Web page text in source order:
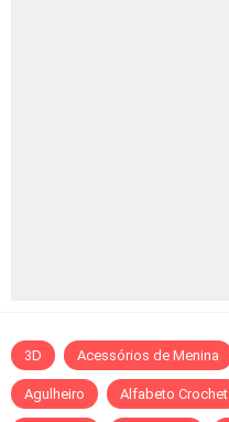
3D Acessórios de Menina
Agulheiro Alfabeto Crochet